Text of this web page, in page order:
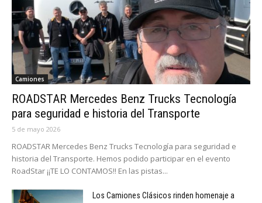
Camiones
ROADSTAR Mercedes Benz Trucks Tecnología
para seguridad e historia del Transporte
5 de mayo 2026
ROADSTAR Mercedes Benz Trucks Tecnología para seguridad e
historia del Transporte. Hemos podido participar en el evento
RoadStar ¡¡TE LO CONTAMOS!! En las pistas...
Los Camiones Clásicos rinden homenaje a